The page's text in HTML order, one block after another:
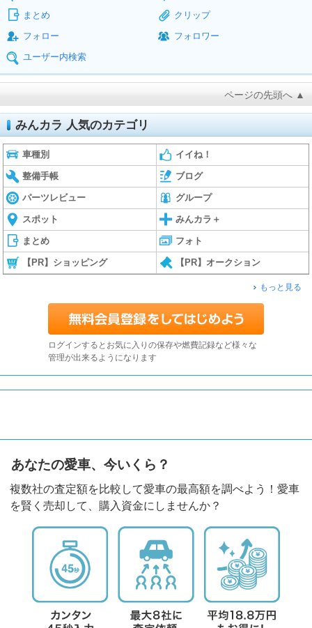
まとめ
クリップ
フォロー
フォロワー
ユーザー内検索
ページの先頭へ ▲
みんカラ 人気のカテゴリ
車種別 イイね！
整備手帳 ブログ
パーツレビュー グループ
スポット みんカラ＋
まとめ フォト
【PR】ショッピング 【PR】オークション
もっと見る
ログインするとお気に入りの保存や燃費記録など様々な
管理が出来るようになります
あなたの愛車、今いくら？
複数社の査定額を比較して愛車の最高額を調べよう！愛車
を賢く売却して、購入資金にしませんか？